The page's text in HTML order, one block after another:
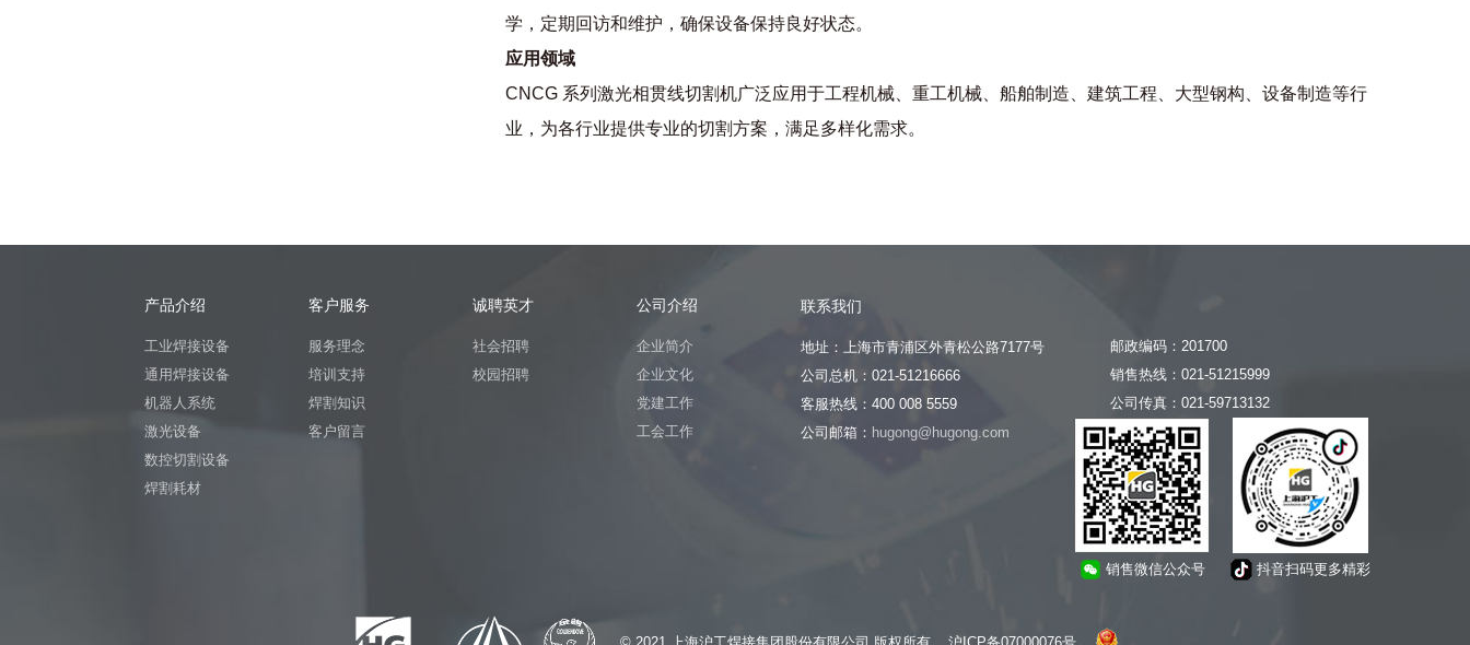
学，定期回访和维护，确保设备保持良好状态。
应用领域
CNCG 系列激光相贯线切割机广泛应用于工程机械、重工机械、船舶制造、建筑工程、大型钢构、设备制造等行
业，为各行业提供专业的切割方案，满足多样化需求。
产品介绍
工业焊接设备
通用焊接设备
机器人系统
激光设备
数控切割设备
焊割耗材
客户服务
服务理念
培训支持
焊割知识
客户留言
诚聘英才
社会招聘
校园招聘
公司介绍
企业简介
企业文化
党建工作
工会工作
联系我们
地址：上海市青浦区外青松公路7177号
公司总机：021-51216666
客服热线：400 008 5559
公司邮箱： hugong@hugong.com
邮政编码：201700
销售热线：021-51215999
公司传真：021-59713132
销售微信公众号 抖音扫码更多精彩